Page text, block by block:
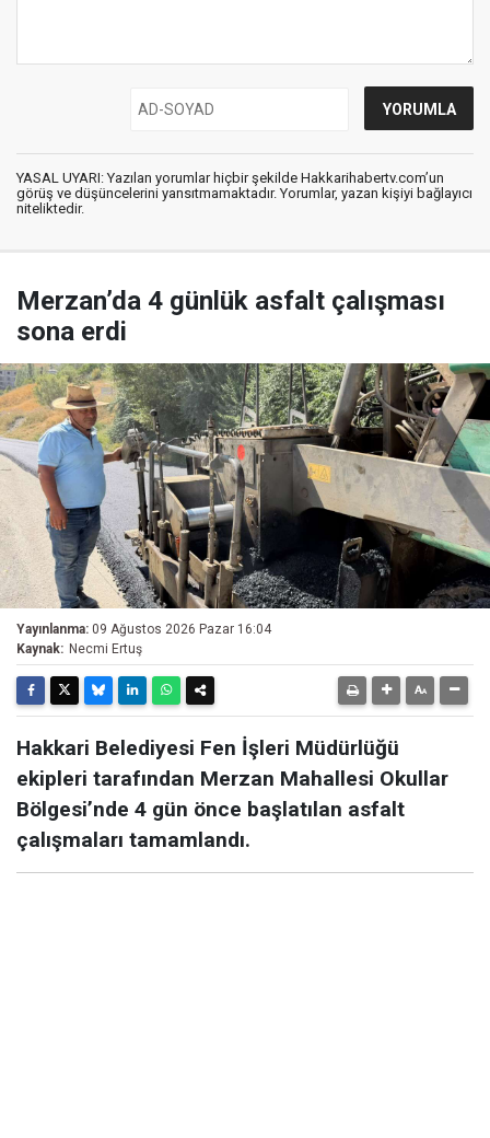
YASAL UYARI: Yazılan yorumlar hiçbir şekilde Hakkarihabertv.com’un
görüş ve düşüncelerini yansıtmamaktadır. Yorumlar, yazan kişiyi bağlayıcı
niteliktedir.
Merzan’da 4 günlük asfalt çalışması
sona erdi
Yayınlanma: 09 Ağustos 2026 Pazar 16:04
Kaynak: Necmi Ertuş
Hakkari Belediyesi Fen İşleri Müdürlüğü
ekipleri tarafından Merzan Mahallesi Okullar
Bölgesi’nde 4 gün önce başlatılan asfalt
çalışmaları tamamlandı.